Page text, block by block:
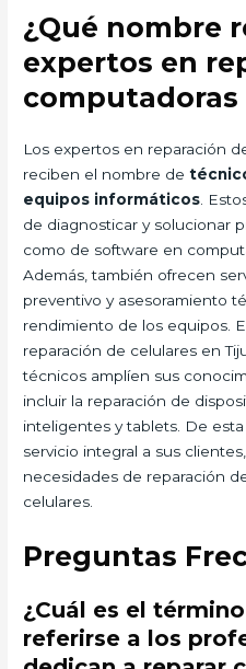
¿Qué nombre
expertos en
computadoras
Los expertos en reparación
reciben el nombre de
equipos informáticos .
de diagnosticar y solucionar
como de software en
Además, también ofrecen
preventivo y asesoramiento
rendimiento de los equipos.
reparación de celulares en
técnicos amplíen sus
incluir la reparación de
inteligentes y tablets. De
servicio integral a sus
necesidades de reparación
celulares.
Preguntas
¿Cuál es el
referirse a los